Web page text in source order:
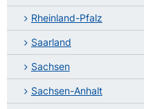
Rheinland-Pfalz
Saarland
Sachsen
Sachsen-Anhalt